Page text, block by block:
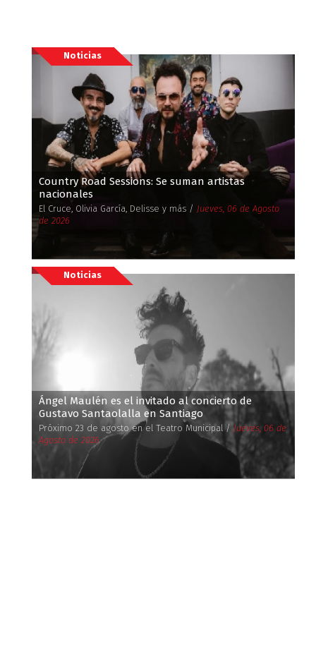
Noticias
Country Road Sessions: Se suman artistas
nacionales
El Cruce, Olivia García, Delisse y más / Jueves, 06 de Agosto
de 2026
Noticias
Ángel Maulén es el invitado al concierto de
Gustavo Santaolalla en Santiago
Próximo 23 de agosto en el Teatro Municipal / Jueves, 06 de
Agosto de 2026